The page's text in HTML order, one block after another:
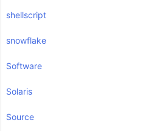
shellscript
snowflake
Software
Solaris
Source